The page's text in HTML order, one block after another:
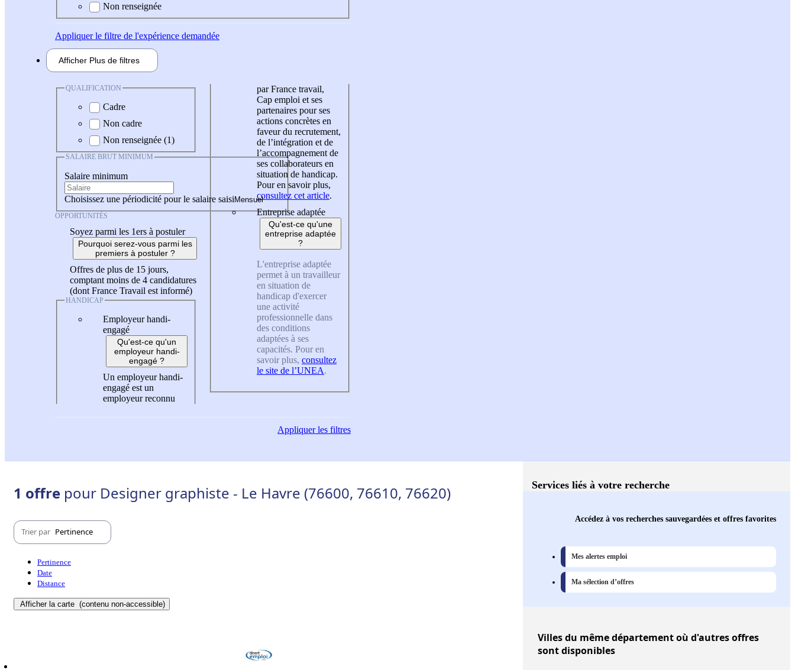
Non renseignée
Appliquerle filtre de l'expérience demandée
Afficher Plus de filtres
QUALIFICATION
Cadre
Non cadre
Non renseignée (1)
SALAIRE BRUT MINIMUM
Salaire minimum
Choisissez une périodicité pour le salaire saisi
OPPORTUNITÉS
Soyez parmi les 1ers à postuler
Pourquoi serez-vous parmi les
premiers à postuler ?
Offres de plus de 15 jours,
comptant moins de 4 candidatures
(dont France Travail est informé)
HANDICAP
Employeur handi-
engagé
Qu'est-ce qu'un
employeur handi-
engagé ?
Un employeur handi-
engagé est un
employeur reconnu
par France travail,
Cap emploi et ses
partenaires pour ses
actions concrètes en
faveur du recrutement,
de l’intégration et de
l’accompagnement de
ses collaborateurs en
situation de handicap.
Pour en savoir plus,
consultez cet article.
Entreprise adaptée
Qu'est-ce qu'une
entreprise adaptée
?
L'entreprise adaptée
permet à un travailleur
en situation de
handicap d'exercer
une activité
professionnelle dans
des conditions
adaptées à ses
capacités. Pour en
savoir plus, consultez
le site de l’UNEA.
Appliquerles filtres
1 offre pour Designer graphiste - Le Havre (76600, 76610, 76620)
Trier par Pertinence
Pertinence
Date
Distance
Afficher la carte (contenu non-accessible)
Services liés à votre recherche
Accédez à vos recherches sauvegardées et offres favorites
Mes alertes emploi
Ma sélection d’offres
Villesdu même département où d'autres offres
sont disponibles